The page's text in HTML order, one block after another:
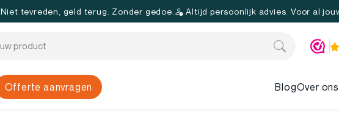
Niet tevreden, geld terug. Zonder gedoe. Altijd persoonlijk advies. Voor al
Offerte aanvragen BlogOver ons